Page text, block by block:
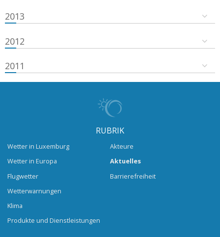
2013
2012
2011
RUBRIK
Wetter in Luxemburg
Wetter in Europa
Flugwetter
Wetterwarnungen
Klima
Produkte und Dienstleistungen
Akteure
Aktuelles
Barrierefreiheit